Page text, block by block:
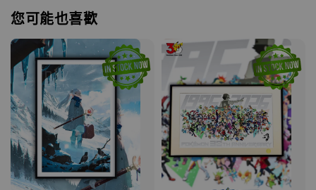
您可能也喜歡